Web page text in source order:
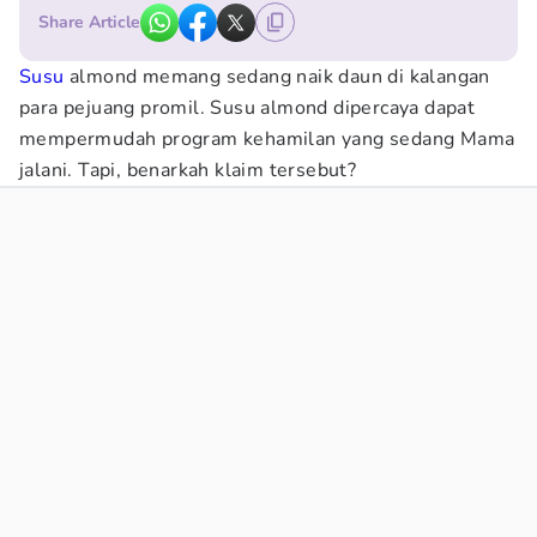
Share Article
Susu almond memang sedang naik daun di kalangan
para pejuang promil. Susu almond dipercaya dapat
mempermudah program kehamilan yang sedang Mama
jalani. Tapi, benarkah klaim tersebut?